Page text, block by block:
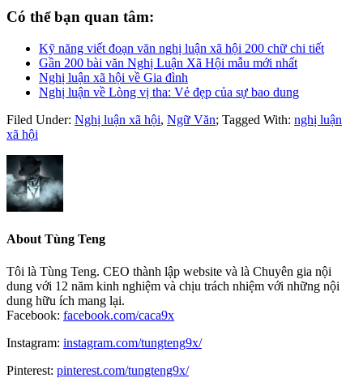
Có thể bạn quan tâm:
Kỹ năng viết đoạn văn nghị luận xã hội 200 chữ chi tiết
Gần 200 bài văn Nghị Luận Xã Hội mẫu mới nhất
Nghị luận xã hội về Gia đình
Nghị luận về Lòng vị tha: Vẻ đẹp của sự bao dung
Filed Under: Nghị luận xã hội, Ngữ Văn; Tagged With: nghị luận
xã hội
AboutTùng Teng
Tôi là Tùng Teng. CEO thành lập website và là Chuyên gia nội
dung với 12 năm kinh nghiệm và chịu trách nhiệm với những nội
dung hữu ích mang lại.
Facebook: facebook.com/caca9x
Instagram: instagram.com/tungteng9x/
Pinterest: pinterest.com/tungteng9x/